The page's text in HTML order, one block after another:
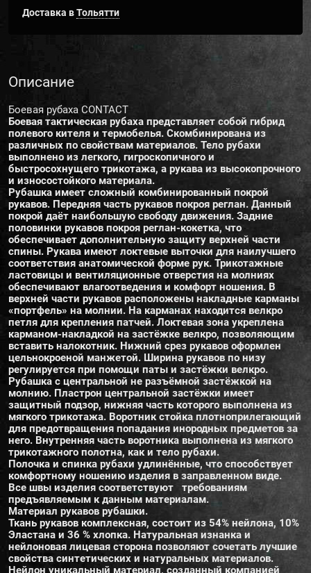
Доставка вТольятти
Описание
Боевая рубаха CONTACT
Боевая тактическая рубаха представляет собой гибрид
полевого кителя и термобелья. Скомбинирована из
различных по свойствам материалов. Тело рубахи
выполнено из легкого, гигроскопичного и
быстросохнущего трикотажа, а рукава из высокопрочного
и износостойкого материала.
Рубашка имеет сложный комбинированный покрой
рукавов. Передняя часть рукавов покроя реглан. Данный
покрой даёт наибольшую свободу движения. Задние
половинки рукавов покроя реглан-кокетка, что
обеспечивает дополнительную защиту верхней части
спины. Рукава имеют локтевые выточки для наилучшего
соответствия анатомической форме рук. Трикотажные
ластовицы и вентиляционные отверстия на молниях
обеспечивают влагоотведения и комфорт ношения. В
верхней части рукавов расположены накладные карманы
«портфель» на молнии. На карманах находится велкро
петля для крепления патчей. Локтевая зона укреплена
карманом-накладкой на застёжке велкро, позволяющим
вставить налокотник. Нижний срез рукавов оформлен
цельнокроеной манжетой. Ширина рукавов по низу
регулируется при помощи паты и застёжки велкро.
Рубашка с центральной не разъёмной застёжкой на
молнию. Пластрон центральной застёжки имеет
защитный подзор, нижняя часть которого выполнена из
мягкого трикотажа. Воротник стойка плотноприлегающий
для предотвращения попадания инородных предметов за
него. Внутренняя часть воротника выполнена из мягкого
трикотажного полотна, как и тело рубахи.
Полочка и спинка рубахи удлинённые, что способствует
комфортному ношению изделия в заправленном виде.
Все швы изделия соответствуют требованиям
предъявляемым к данным материалам.
Материал рукавов рубашки.
Ткань рукавов комплексная, состоит из 54% нейлона, 10%
Эластана и 36 % хлопка. Натуральная изнанка и
нейлоновая лицевая сторона позволяют сочетать лучшие
свойства синтетических и натуральных материалов.
Нейлон уникальный материал, созданный компанией